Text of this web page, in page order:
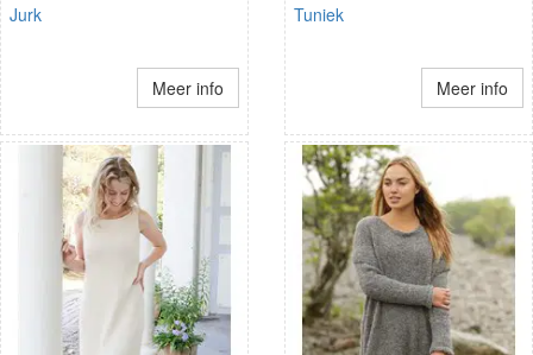
Jurk
Meer info
Tuniek
Meer info